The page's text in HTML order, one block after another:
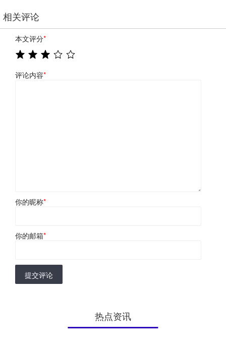
相关评论
本文评分*
评论内容*
你的昵称*
你的邮箱*
提交评论
热点资讯